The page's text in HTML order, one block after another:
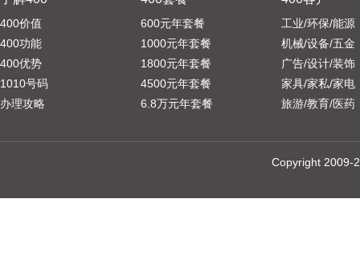
400价值
400功能
400优势
1010号码
办理攻略
600元年套餐
1000元年套餐
1800元年套餐
4500元年套餐
6.8万元年套餐
工业/环保/能源
机械/设备/五金
广告/设计/装饰
家具/家私/家电
旅游/教育/医药
Copyright 2009-